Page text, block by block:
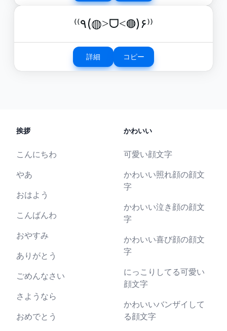
⁽⁽٩(◍˃ᗜ˂◍)۶⁾⁾
詳細 コピー
挨拶
こんにちわ
やあ
おはよう
こんばんわ
おやすみ
ありがとう
ごめんなさい
さようなら
おめでとう
かわいい
可愛い顔文字
かわいい照れ顔の顔文
字
かわいい泣き顔の顔文
字
かわいい喜び顔の顔文
字
にっこりしてる可愛い
顔文字
かわいいバンザイして
る顔文字